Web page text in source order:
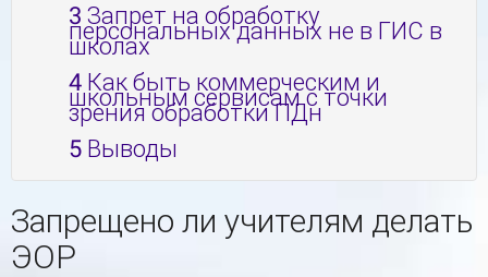
3 Запрет на обработку
персональных данных не в ГИС в
школах
4 Как быть коммерческим и
школьным сервисам с точки
зрения обработки ПДн
5 Выводы
Запрещено ли учителям делать
ЭОР